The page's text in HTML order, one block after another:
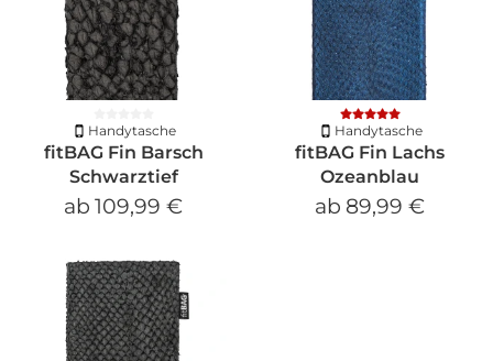
Handytasche
fitBAG Fin Barsch
Schwarztief
ab 109,99 €
Handytasche
fitBAG Fin Lachs
Ozeanblau
ab 89,99 €